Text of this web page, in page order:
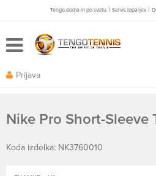
Tengo doma in po svetu | Servis loparjev |
Prijava
Nike Pro Short-Sleeve
Koda izdelka: NK3760010